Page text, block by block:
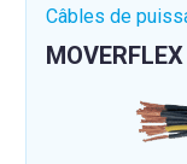
Câbles de